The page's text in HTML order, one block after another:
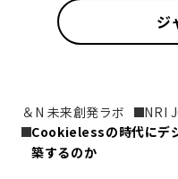
ジ
＆N 未来創発ラボ
NRI
Cookielessの時代にデ
築するのか